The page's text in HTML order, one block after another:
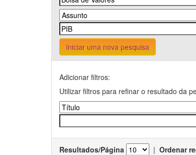
Iniciar uma nova pesquisa
Adicionar filtros:
Utilizar filtros para refinar o resultado da
Resultados/Página | Ordenar